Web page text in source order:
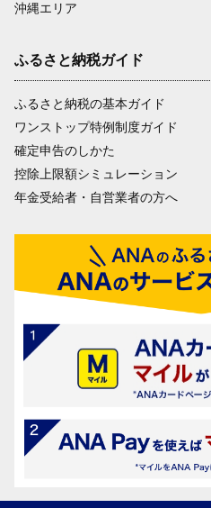
沖縄エリア
ふるさと納税ガイド
ふるさと納税の基本ガイド
ワンストップ特例制度ガイド
確定申告のしかた
控除上限額シミュレーション
年金受給者・自営業者の方へ